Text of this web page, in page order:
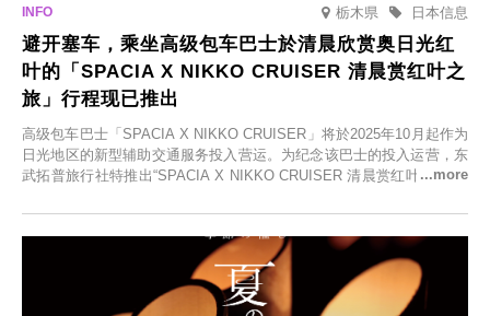
栃木県 日本信息
避开塞车，乘坐高级包车巴士於清晨欣赏奥日光红
叶的「SPACIA X NIKKO CRUISER 清晨赏红叶之
旅」行程现已推出
高级包车巴士「SPACIA X NIKKO CRUISER」将於2025年10月起作为
日光地区的新型辅助交通服务投入营运。为纪念该巴士的投入运营，东
武拓普旅行社特推出“SPACIA X NIKKO CRUISER 清晨赏红叶之旅”，